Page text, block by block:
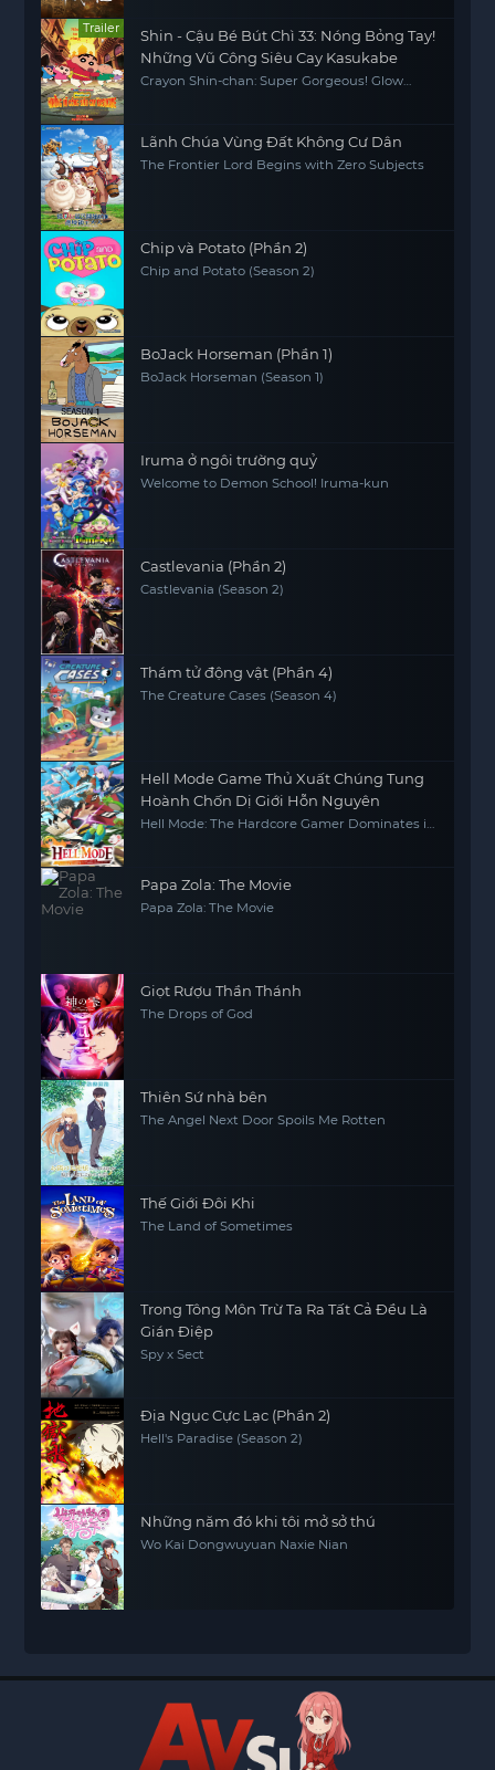
Trailer
Shin - Cậu Bé Bút Chì 33: Nóng Bỏng Tay!
Những Vũ Công Siêu Cay Kasukabe
Crayon Shin-chan: Super Gorgeous! Glow
Lãnh Chúa Vùng Đất Không Cư Dân
The Frontier Lord Begins with Zero Subjects
Chip và Potato (Phần 2)
Chip and Potato (Season 2)
BoJack Horseman (Phần 1)
BoJack Horseman (Season 1)
Iruma ở ngôi trường quỷ
Welcome to Demon School! Iruma-kun
Castlevania (Phần 2)
Castlevania (Season 2)
Thám tử động vật (Phần 4)
The Creature Cases (Season 4)
Hell Mode Game Thủ Xuất Chúng Tung
Hoành Chốn Dị Giới Hỗn Nguyên
Hell Mode: The Hardcore Gamer Dominates in
Papa Zola: The Movie
Papa Zola: The Movie
Giọt Rượu Thần Thánh
The Drops of God
Thiên Sứ nhà bên
The Angel Next Door Spoils Me Rotten
Thế Giới Đôi Khi
The Land of Sometimes
Trong Tông Môn Trừ Ta Ra Tất Cả Đều Là
Gián Điệp
Spy x Sect
Địa Ngục Cực Lạc (Phần 2)
Hell's Paradise (Season 2)
Những năm đó khi tôi mở sở thú
Wo Kai Dongwuyuan Naxie Nian